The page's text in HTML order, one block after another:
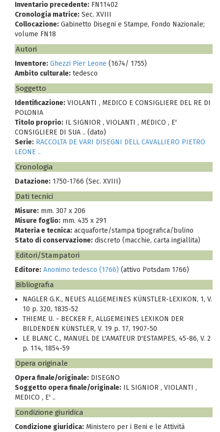
Inventario precedente: FN11402
Cronologia matrice: Sec. XVIII
Collocazione: Gabinetto Disegni e Stampe, Fondo Nazionale;
volume FN18
Autori
Inventore: Ghezzi Pier Leone (1674/ 1755)
Ambito culturale: tedesco
Soggetto
Identificazione: VIOLANTI , MEDICO E CONSIGLIERE DEL RE DI
POLONIA
Titolo proprio: IL SIGNIOR , VIOLANTI , MEDICO , E'
CONSIGLIERE DI SUA .. (dato)
Serie: RACCOLTA DE VARI DISEGNI DELL CAVALLIERO PIETRO
LEONE ..
Cronologia
Datazione: 1750-1766 (Sec. XVIII)
Dati tecnici
Misure: mm. 307 x 206
Misure foglio: mm. 435 x 291
Materia e tecnica: acquaforte/stampa tipografica/bulino
Stato di conservazione: discreto (macchie, carta ingiallita)
Editori/Stampatori
Editore: Anonimo tedesco (1766) (attivo Potsdam 1766)
Bibliografia
NAGLER G.K., NEUES ALLGEMEINES KÜNSTLER-LEXIKON, 1, V.
10 p. 320, 1835-52
THIEME U. - BECKER F., ALLGEMEINES LEXIKON DER
BILDENDEN KÜNSTLER, V. 19 p. 17, 1907-50
LE BLANC C., MANUEL DE L'AMATEUR D'ESTAMPES, 45-86, V. 2
p. 114, 1854-59
Opera originale
Opera finale/originale: DISEGNO
Soggetto opera finale/originale: IL SIGNIOR , VIOLANTI ,
MEDICO , E' ..
Condizione giuridica
Condizione giuridica: Ministero per i Beni e le Attività